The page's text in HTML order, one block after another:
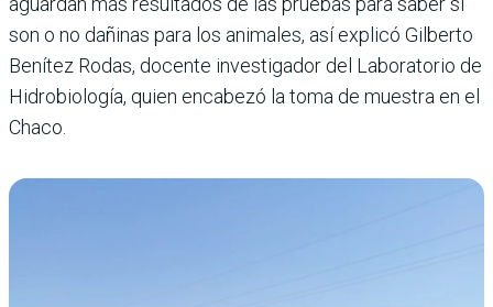
son o no dañinas para los animales, así explicó Gilberto
Benítez Rodas, docente investigador del Laboratorio de
Hidrobiología, quien encabezó la toma de muestra en el
Chaco.